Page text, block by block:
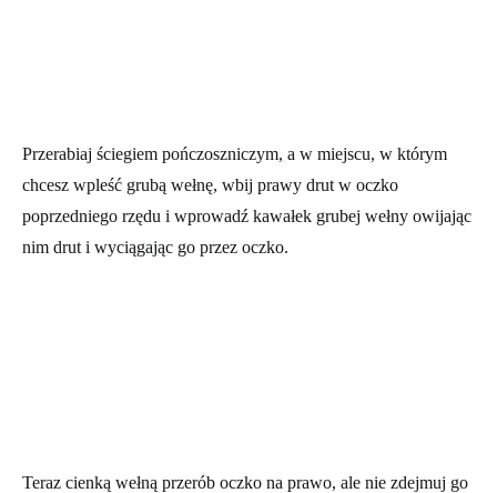
Przerabiaj ściegiem pończoszniczym, a w miejscu, w którym
chcesz wpleść grubą wełnę, wbij prawy drut w oczko
poprzedniego rzędu i wprowadź kawałek grubej wełny owijając
nim drut i wyciągając go przez oczko.
Teraz cienką wełną przerób oczko na prawo, ale nie zdejmuj go